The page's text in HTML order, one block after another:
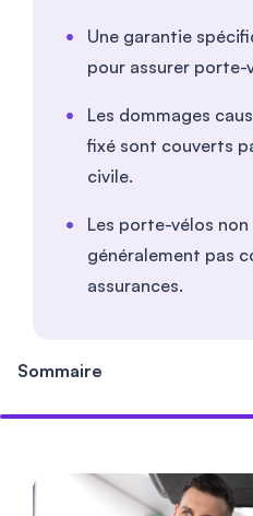
Une garantie
pour assurer porte-
Les dommages
fixé sont couverts
civile.
Les porte-vélos
généralement pas
assurances.
Sommaire